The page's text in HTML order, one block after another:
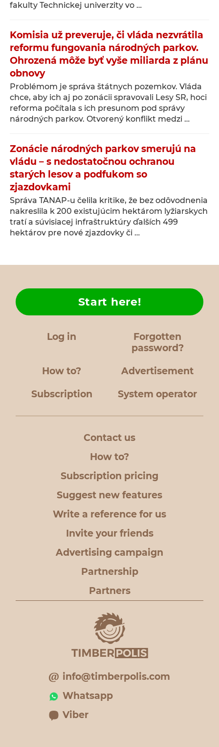
fakulty Technickej univerzity vo …
Komisia už preveruje, či vláda nezvrátila
reformu fungovania národných parkov.
Ohrozená môže byť vyše miliarda z plánu
obnovy
Problémom je správa štátnych pozemkov. Vláda
chce, aby ich aj po zonácii spravovali Lesy SR, hoci
reforma počítala s ich presunom pod správy
národných parkov. Otvorený konflikt medzi …
Zonácie národných parkov smerujú na
vládu – s nedostatočnou ochranou
starých lesov a podfukom so
zjazdovkami
Správa TANAP-u čelila kritike, že bez odôvodnenia
nakreslila k 200 existujúcim hektárom lyžiarskych
tratí a súvisiacej infraštruktúry ďalších 499
hektárov pre nové zjazdovky či …
Log in
Forgotten
password?
How to?
Start here!
Advertisement
Subscription System operator
Contact us
How to?
Subscription pricing
Suggest new features
Write a reference for us
Invite your friends
Advertising campaign
Partnership
Partners
info@timberpolis.com
Whatsapp
Viber